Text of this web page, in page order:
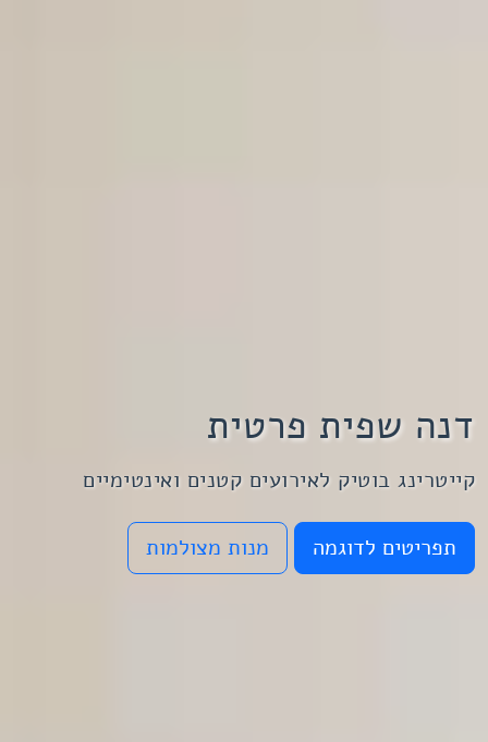
דנה שפית פרטית
קייטרינג בוטיק לאירועים קטנים ואינטימיים
תפריטים לדוגמה מנות מצולמות